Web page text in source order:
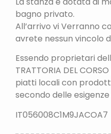
bagno privato.
All’arrivo vi Verranno
avrete nessun vincolo
Essendo proprietari
TRATTORIA DEL
piatti locali con
secondo delle
IT056008C1M9JACOA7